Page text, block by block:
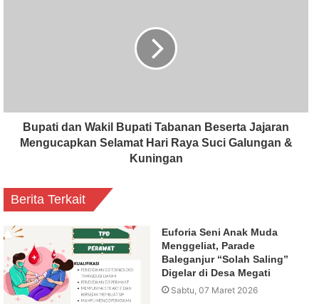
Bupati dan Wakil Bupati Tabanan Beserta Jajaran
Mengucapkan Selamat Hari Raya Suci Galungan &
Kuningan
Berita Terkait
Euforia Seni Anak Muda
Menggeliat, Parade
Baleganjur “Solah Saling”
Digelar di Desa Megati
Sabtu, 07 Maret 2026